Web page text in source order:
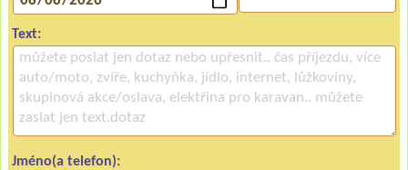
Text:
Jméno(a telefon):